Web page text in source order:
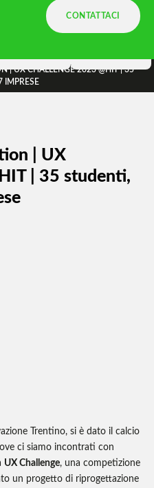
CONTATTACI
| UX CHALLENGE 2023 @HIT | 35
IMPRESE
| UX
| 35 studenti,
Trentino, si è dato il calcio
ci siamo incontrati con
UX Challenge, una competizione
un progetto di riprogettazione